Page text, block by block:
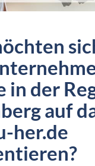
in der
auf
her.de